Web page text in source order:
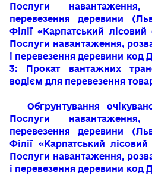
Послуги
перевезення деревини
Філії «Карпатський
Послуги навантаження,
і перевезення деревини код
3: Прокат вантажних тра
водієм для перевезення
Обгрунтування
Послуги
перевезення деревини
Філії «Карпатський
Послуги навантаження,
і перевезення деревини код